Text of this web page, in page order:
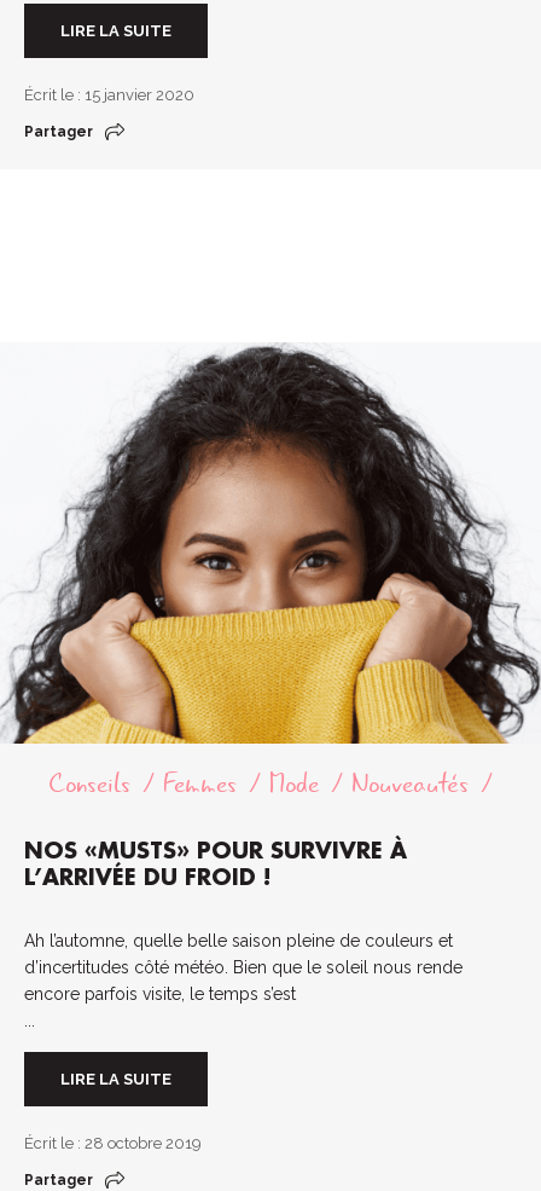
LIRE LA SUITE
Écrit le : 15 janvier 2020
Partager
Conseils Femmes Mode Nouveautés
NOS «MUSTS» POUR SURVIVRE À
L’ARRIVÉE DU FROID !
Ah l’automne, quelle belle saison pleine de couleurs et
d’incertitudes côté météo. Bien que le soleil nous rende
encore parfois visite, le temps s’est
LIRE LA SUITE
Écrit le : 28 octobre 2019
Partager